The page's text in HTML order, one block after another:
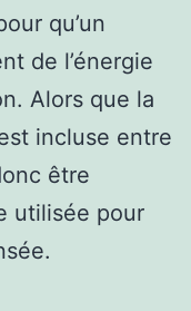
qu’un
de l’énergie
Alors que la
incluse entre
être
utilisée pour